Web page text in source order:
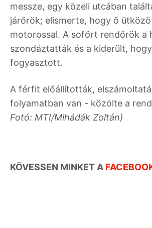
messze, egy közeli utcában
járőrök; elismerte, hogy ő
motorossal. A sofőrt rendőrök a
szondáztatták és a kiderült,
fogyasztott.
A férfit előállították,
folyamatban van - közölte a
Fotó: MTI/Mihádák Zoltán)
KÖVESSEN MINKET A